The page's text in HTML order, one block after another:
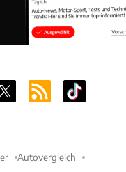
Autovergleich